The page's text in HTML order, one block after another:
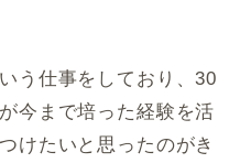
う仕事をしており、30
今まで培った経験を活
けたいと思ったのがき